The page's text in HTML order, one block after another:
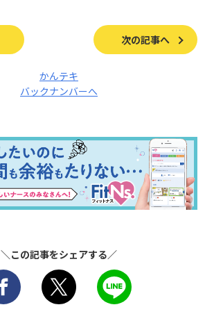
次の記事へ
かんテキ
バックナンバーへ
＼この記事をシェアする／